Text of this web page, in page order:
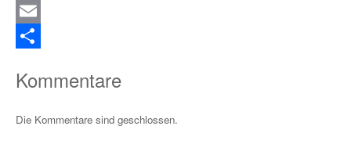
Pinterest
Email
Kommentare
Die Kommentare sind geschlossen.